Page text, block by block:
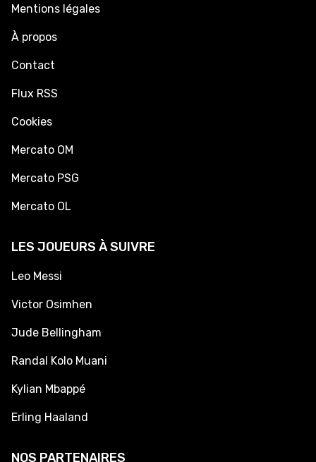
Mentions légales
À propos
Contact
Flux RSS
Cookies
Mercato OM
Mercato PSG
Mercato OL
LES JOUEURS À SUIVRE
Leo Messi
Victor Osimhen
Jude Bellingham
Randal Kolo Muani
Kylian Mbappé
Erling Haaland
NOS PARTENAIRES